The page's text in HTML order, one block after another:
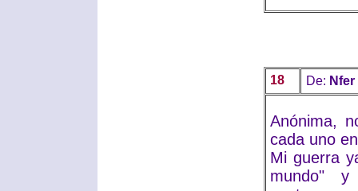
18 De: Nfer
Anónima,
cada uno
Mi guerra
mundo" y